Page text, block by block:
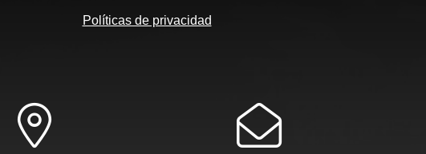
Políticas de privacidad